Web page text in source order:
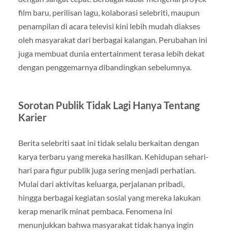
film baru, perilisan lagu, kolaborasi selebriti, maupun
penampilan di acara televisi kini lebih mudah diakses
oleh masyarakat dari berbagai kalangan. Perubahan ini
juga membuat dunia entertainment terasa lebih dekat
dengan penggemarnya dibandingkan sebelumnya.
Sorotan Publik Tidak Lagi Hanya Tentang
Karier
Berita selebriti saat ini tidak selalu berkaitan dengan
karya terbaru yang mereka hasilkan. Kehidupan sehari-
hari para figur publik juga sering menjadi perhatian.
Mulai dari aktivitas keluarga, perjalanan pribadi,
hingga berbagai kegiatan sosial yang mereka lakukan
kerap menarik minat pembaca. Fenomena ini
menunjukkan bahwa masyarakat tidak hanya ingin